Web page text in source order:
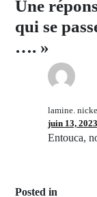
Une
qui se
…. »
lamine.
juin 13, 2023
Entouca,
Posted in